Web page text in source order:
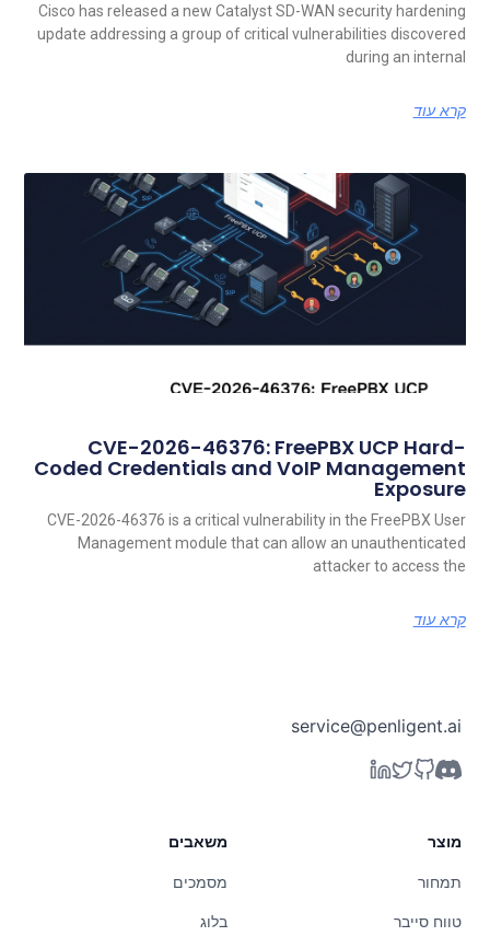
Cisco has released a new Catalyst SD-WAN security hardening
update addressing a group of critical vulnerabilities discovered
during an internal
קרא עוד
CVE-2026-46376: FreePBX UCP Hard-
Coded Credentials and VoIP Management
Exposure
CVE-2026-46376 is a critical vulnerability in the FreePBX User
Management module that can allow an unauthenticated
attacker to access the
קרא עוד
service@penligent.ai
מוצר
תמחור
טווח סייבר
משאבים
מסמכים
בלוג